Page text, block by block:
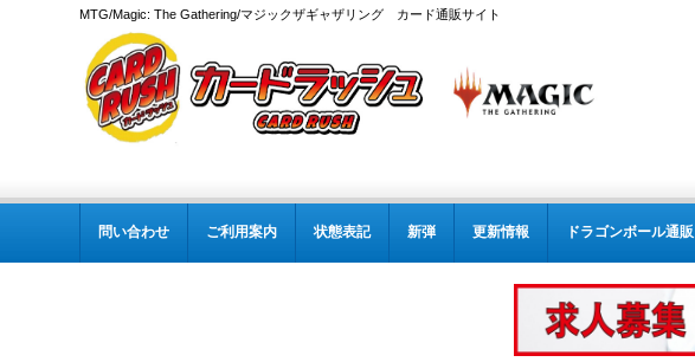
MTG/Magic: The Gathering/マジックザギャザリング カード通販サイト
問い合わせ ご利用案内 状態表記 新弾 更新情報 ドラゴンボール通販